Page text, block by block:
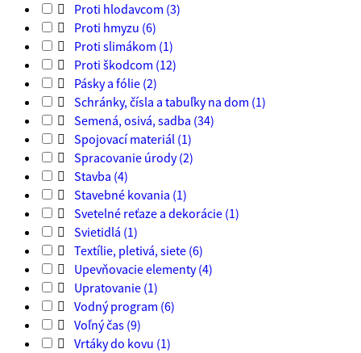

Proti hlodavcom (3)

Proti hmyzu (6)

Proti slimákom (1)

Proti škodcom (12)

Pásky a fólie (2)

Schránky, čísla a tabuľky na dom (1)

Semená, osivá, sadba (34)

Spojovací materiál (1)

Spracovanie úrody(2)

Stavba (4)

Stavebné kovania (1)

Svetelné reťaze a dekorácie (1)

Svietidlá (1)

Textílie, pletivá, siete (6)

Upevňovacie elementy(4)

Upratovanie (1)

Vodný program (6)

Voľný čas (9)

Vrtáky do kovu (1)